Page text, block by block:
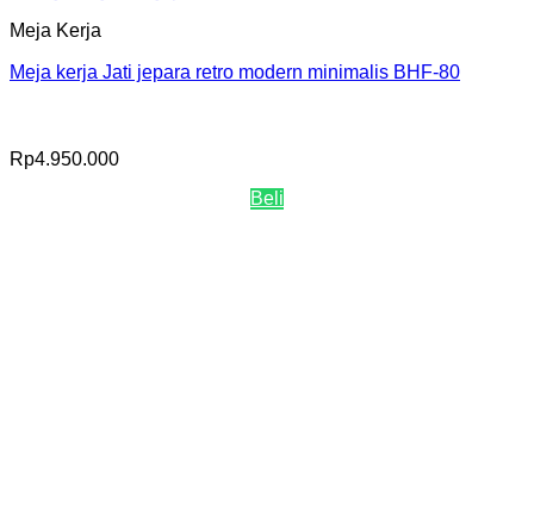
Meja Kerja
Meja kerja Jati jepara retro modern minimalis BHF-80
Rp4.950.000
Beli